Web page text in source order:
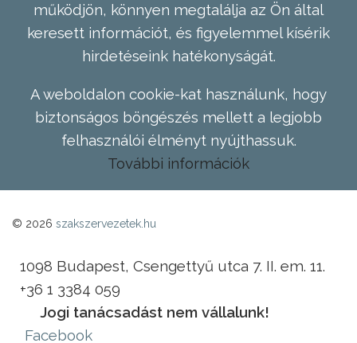
működjön, könnyen megtalálja az Ön által
keresett információt, és figyelemmel kísérik
hirdetéseink hatékonyságát.
A weboldalon cookie-kat használunk, hogy
biztonságos böngészés mellett a legjobb
felhasználói élményt nyújthassuk.
További információk
© 2026 szakszervezetek.hu
1098 Budapest, Csengettyű utca 7. II. em. 11.
+36 1 3384 059
Jogi tanácsadást nem vállalunk!
Facebook